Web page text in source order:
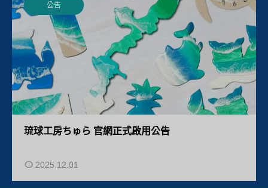
公告
琉球工房ちゅら 官網正式啟用公告
2025.12.01